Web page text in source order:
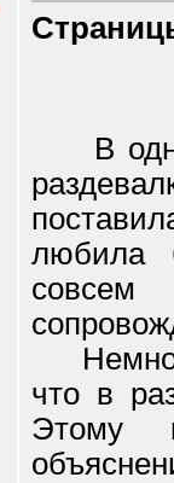
В одно
любила
совсем
что в
Этому